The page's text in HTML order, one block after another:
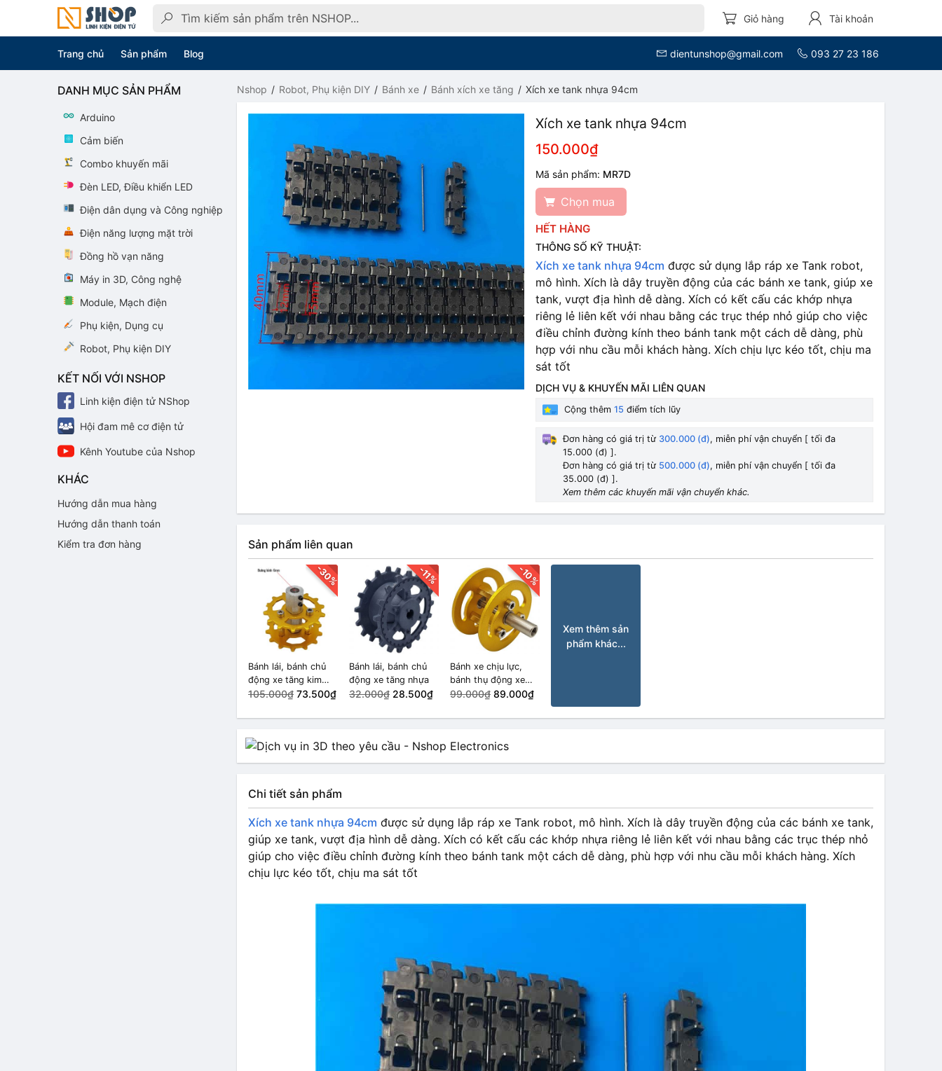
Giỏ hàng Tài khoản
Trang chủ Sản phẩm Blog dientunshop@gmail.com 093 27 23 186
Nshop Robot, Phụ kiện DIY Bánh xe Bánh xích xe tăng Xích xe tank nhựa 94cm
Xích xe tank nhựa 94cm
150.000₫
Mã sản phẩm: MR7D
Chọn mua
HẾT HÀNG
THÔNG SỐ KỸ THUẬT:
Xích xe tank nhựa 94cm được sử dụng lắp ráp xe Tank robot,
mô hình. Xích là dây truyền động của các bánh xe tank, giúp xe
tank, vượt địa hình dễ dàng. Xích có kết cấu các khớp nhựa
riêng lẻ liên kết với nhau bằng các trục thép nhỏ giúp cho việc
điều chỉnh đường kính theo bánh tank một cách dễ dàng, phù
hợp với nhu cầu mỗi khách hàng. Xích chịu lực kéo tốt, chịu ma
sát tốt
DỊCH VỤ & KHUYẾN MÃI LIÊN QUAN
Cộng thêm15 điểm tích lũy
Đơn hàng có giá trị từ 300.000 (đ), miễn phí vận chuyển [ tối đa
15.000 (đ) ].
Đơn hàng có giá trị từ 500.000 (đ), miễn phí vận chuyển [ tối đa
35.000 (đ) ].
Xem thêm các khuyến mãi vận chuyển khác.
Sản phẩm liên quan
-30%
Bánh lái, bánh chủ
động xe tăng kim
loại Trục 6mm
105.000₫ 73.500₫
-11%
Bánh lái, bánh chủ
động xe tăng nhựa
32.000₫ 28.500₫
-10%
Bánh xe chịu lực,
bánh thụ động xe
tăng robot
99.000₫ 89.000₫
Xem thêm sản
phẩm khác...
Chi tiết sản phẩm
Xích xe tank nhựa 94cm được sử dụng lắp ráp xe Tank robot, mô hình. Xích là dây truyền động của các bánh xe tank,
giúp xe tank, vượt địa hình dễ dàng. Xích có kết cấu các khớp nhựa riêng lẻ liên kết với nhau bằng các trục thép nhỏ
giúp cho việc điều chỉnh đường kính theo bánh tank một cách dễ dàng, phù hợp với nhu cầu mỗi khách hàng. Xích
chịu lực kéo tốt, chịu ma sát tốt
DANH MỤC SẢN PHẨM
Arduino
Cảm biến
Combo khuyến mãi
Đèn LED, Điều khiển LED
Điện dân dụng và Công nghiệp
Điện năng lượng mặt trời
Đồng hồ vạn năng
Máy in 3D, Công nghệ
Module, Mạch điện
Phụ kiện, Dụng cụ
Robot, Phụ kiện DIY
KẾT NỐI VỚI NSHOP
Linh kiện điện tử NShop
Hội đam mê cơ điện tử
Kênh Youtube của Nshop
KHÁC
Hướng dẫn mua hàng
Hướng dẫn thanh toán
Kiểm tra đơn hàng